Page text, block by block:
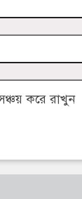
করে রাখুন